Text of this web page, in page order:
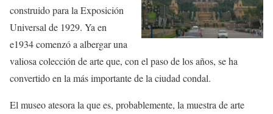
construido para la Exposición
Universal de 1929. Ya en
e1934 comenzó a albergar una
valiosa colección de arte que, con el paso de los años, se ha
convertido en la más importante de la ciudad condal.
El museo atesora la que es, probablemente, la muestra de arte